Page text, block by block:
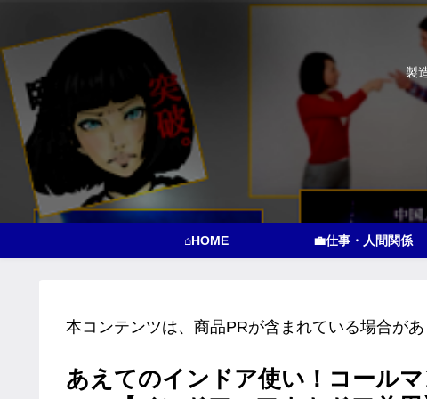
製
⌂HOME 💼仕事・人間関係
本コンテンツは、商品PRが含まれている場合があ
あえてのインドア使い！コール